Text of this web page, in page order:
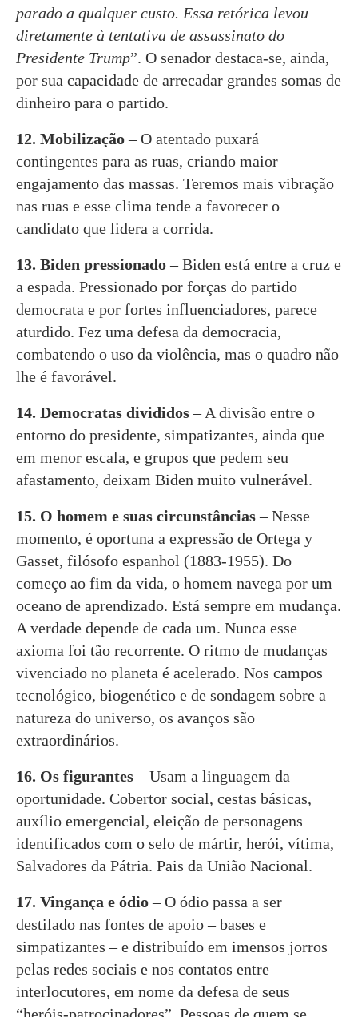
parado a qualquer custo. Essa retórica levou
diretamente à tentativa de assassinato do
Presidente Trump”. O senador destaca-se, ainda,
por sua capacidade de arrecadar grandes somas de
dinheiro para o partido.
12. Mobilização– O atentado puxará
contingentes para as ruas, criando maior
engajamento das massas. Teremos mais vibração
nas ruas e esse clima tende a favorecer o
candidato que lidera a corrida.
13. Biden pressionado– Biden está entre a cruz e
a espada. Pressionado por forças do partido
democrata e por fortes influenciadores, parece
aturdido. Fez uma defesa da democracia,
combatendo o uso da violência, mas o quadro não
lhe é favorável.
14. Democratas divididos– A divisão entre o
entorno do presidente, simpatizantes, ainda que
em menor escala, e grupos que pedem seu
afastamento, deixam Biden muito vulnerável.
15. O homem e suas circunstâncias– Nesse
momento, é oportuna a expressão de Ortega y
Gasset, filósofo espanhol (1883-1955). Do
começo ao fim da vida, o homem navega por um
oceano de aprendizado. Está sempre em mudança.
A verdade depende de cada um. Nunca esse
axioma foi tão recorrente. O ritmo de mudanças
vivenciado no planeta é acelerado. Nos campos
tecnológico, biogenético e de sondagem sobre a
natureza do universo, os avanços são
extraordinários.
16. Os figurantes– Usam a linguagem da
oportunidade. Cobertor social, cestas básicas,
auxílio emergencial, eleição de personagens
identificados com o selo de mártir, herói, vítima,
Salvadores da Pátria. Pais da União Nacional.
17. Vingança e ódio– O ódio passa a ser
destilado nas fontes de apoio – bases e
simpatizantes – e distribuído em imensos jorros
pelas redes sociais e nos contatos entre
interlocutores, em nome da defesa de seus